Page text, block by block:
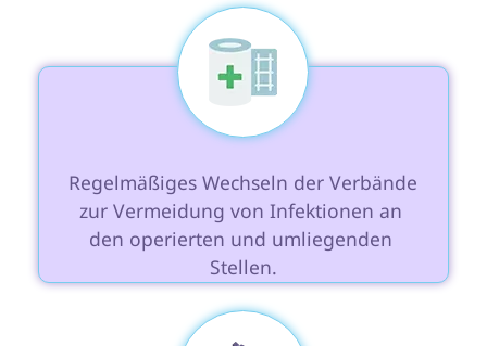
zur Vermeidung von Infektionen an
den operierten und umliegenden
Stellen.